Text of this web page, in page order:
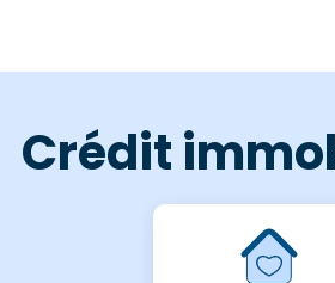
Crédit